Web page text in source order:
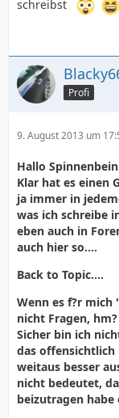
schreibst
Profi
9. August 2013 um
Hallo
Klar hat es einen
ja immer in
was ich schreibe
eben auch in
auch hier so....
Back to Topic....
Wenn es f?r
nicht Fragen, hm?
Sicher bin ich
das offensichtlich
weitaus besser
nicht bedeutet,
beizutragen habe